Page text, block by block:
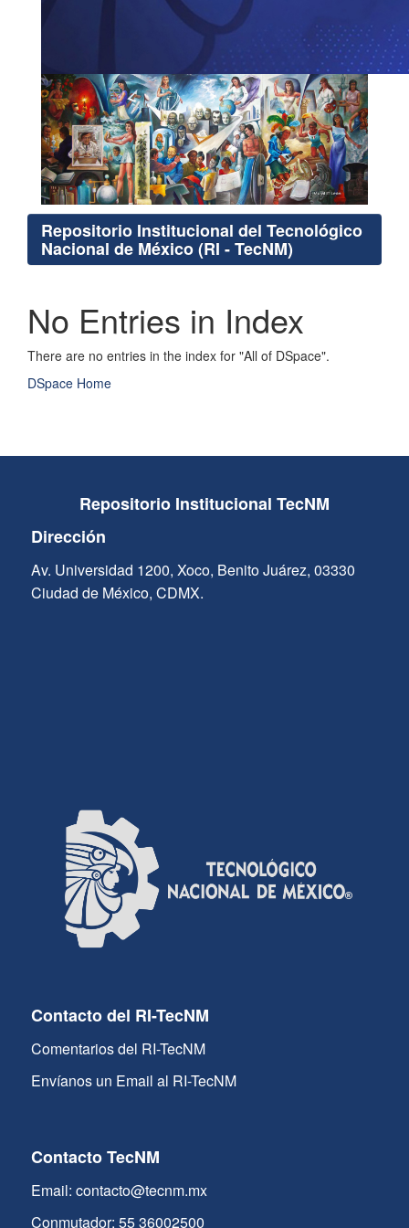
Repositorio Institucional del Tecnológico
Nacional de México (RI - TecNM)
No Entries in Index
There are no entries in the index for "All of DSpace".
DSpace Home
Repositorio Institucional TecNM
Dirección
Av. Universidad 1200, Xoco, Benito Juárez, 03330
Ciudad de México, CDMX.
Contacto del RI-TecNM
Comentarios del RI-TecNM
Envíanos un Email al RI-TecNM
Contacto TecNM
Email: contacto@tecnm.mx
Conmutador: 55 36002500